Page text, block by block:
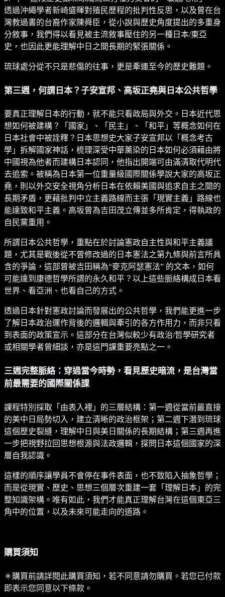
透過沖繩學者新崎盛暉對殖民歷程的批判性反思，以及曾在台
灣教過書的台裔作家陳舜臣，從小說與歷史角度提出的多重身
分敘事，我們得以看見被主流敘事壓住的另一種日本/東亞
史，也因此更能理解中日之間長期的緊張關係。
琉球處分從不只是悲傷的往事，更是牽連至今的歷史難題。
第三週，何謂日本？子安宣邦、高坂正堯與日本公共哲學
要真正理解日本的行動，就不能只看政局與外交。日本近代思
想如何被建構？「國家」、「民主」、「和平」等概念如何在
日本社會中被詮釋？日本思想史大家子安宣邦以「概念考古
學」拆解國家神話，梳理深受中華薰染的日本如何必須藉由將
中國視為他者而建構日本認同，他指出開端可由滿清取代明代
去追索。被稱為日本第一位重量級國際關係學說大家的高坂正
堯，則以外交安全視角分析日本在依賴美國與追求自主之間的
長期矛盾，更藉批判中立主義路線而主張「現實主義」路線也
能達致和平主義。高坂曾為吉田茂立傳並多所肯定，得執政的
自民黨重用。
所謂日本公共哲學，重點在於討論憲政自主性與和平主義議
題，尤其是戰後從不曾修改過的日本憲法之第九條與前言所具
含的爭論，這部曾被吉田稱為“麥克阿瑟憲法” 的文本，如何
可能達到康德哲學所謂的永久和平？以上這些脈絡構成日本看
世界、看亞洲、也看自己的方式。
透過日本針對憲政討論而發展出的公共哲學，我們能更進一步
了解日本政治運作背後的邏輯與牽引的各方作用力，而非只看
到表面的政策宣示。這部分在台灣似較少有政治/哲學研究者
或相關學者曾細談，亦是這門課重要亮點之一。
三週完整脈絡：穿過當今時勢，看見歷史暗流，是台灣當
前最需要的國際關係課
課程特別採取「由表入裡」的三層結構：第一週從當前最直接
的美中日局勢切入，建立清晰的政治框架；第二週下潛到琉球
這個歷史裂縫，理解中日與美日關係的長期結構；第三週再進
一步把視野拉回思想根源與法政邏輯，探問日本這個國家的深
層自我認識。
這樣的順序讓學員不會停在事件表面，也不致陷入抽象哲學；
而是從現實、歷史、思想三個層次重建一套「理解日本」的完
整知識架構。唯有如此，我們才能真正理解台灣在這個東亞三
角中的位置，以及未來可能走向的道路。
購買須知
＊購買前請詳閱此購買須知，若不同意請勿購買。若您已付款
即表示您同意以下條款。